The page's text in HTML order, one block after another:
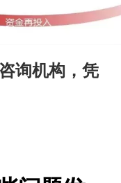
询机构，凭